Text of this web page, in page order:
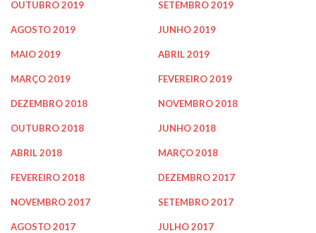
OUTUBRO 2019 SETEMBRO 2019
AGOSTO 2019 JUNHO 2019
MAIO 2019 ABRIL 2019
MARÇO 2019 FEVEREIRO 2019
DEZEMBRO 2018 NOVEMBRO 2018
OUTUBRO 2018 JUNHO 2018
ABRIL 2018 MARÇO 2018
FEVEREIRO 2018 DEZEMBRO 2017
NOVEMBRO 2017 SETEMBRO 2017
AGOSTO 2017 JULHO 2017